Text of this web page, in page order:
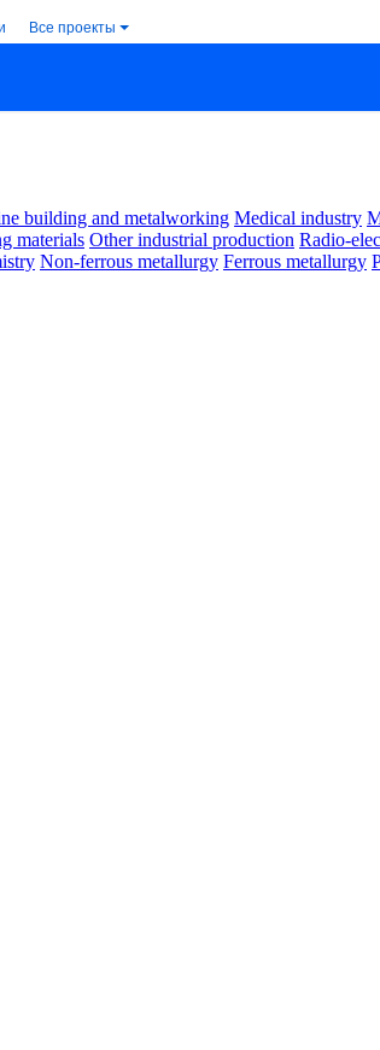
Все проекты
building and metalworking Medical industry
materials Other industrial production Radio-
Non-ferrous metallurgy Ferrous metallurgy